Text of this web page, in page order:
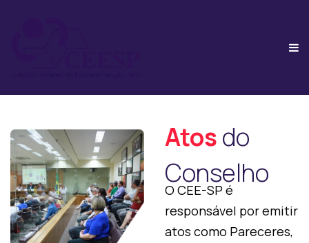
Atosdo
Conselho
O CEE-SP é
responsável por emitir
atos como Pareceres,